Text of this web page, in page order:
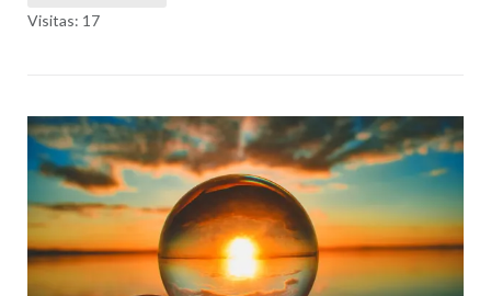
Visitas: 17